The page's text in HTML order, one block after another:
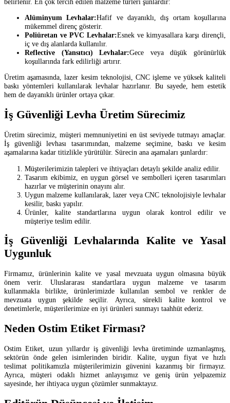
Alüminyum Levhalar:Hafif ve dayanıklı, dış ortam koşullarına
mükemmel direnç gösterir.
Poliüretan ve PVC Levhalar:Esnek ve kimyasallara karşı dirençli,
iç ve dış alanlarda kullanılır.
Reflective (Yansıtıcı) Levhalar:Gece veya düşük görünürlük
koşullarında fark edilirliği artırır.
Üretim aşamasında, lazer kesim teknolojisi, CNC işleme ve yüksek kaliteli
baskı yöntemleri kullanılarak levhalar hazırlanır. Bu sayede, hem estetik
hem de dayanıklı ürünler ortaya çıkar.
İş Güvenliği Levha Üretim Sürecimiz
Üretim sürecimiz, müşteri memnuniyetini en üst seviyede tutmayı amaçlar.
İş güvenliği levhası tasarımından, malzeme seçimine, baskı ve kesim
aşamalarına kadar titizlikle yürütülür. Sürecin ana aşamaları şunlardır:
Müşterilerimizin talepleri ve ihtiyaçları detaylı şekilde analiz edilir.
Tasarım ekibimiz, en uygun görsel ve sembolleri içeren tasarımları
hazırlar ve müşterinin onayını alır.
Uygun malzeme kullanılarak, lazer veya CNC teknolojisiyle levhalar
kesilir, baskı yapılır.
Ürünler, kalite standartlarına uygun olarak kontrol edilir ve
müşteriye teslim edilir.
İş Güvenliği Levhalarında Kalite ve Yasal
Uygunluk
Firmamız, ürünlerinin kalite ve yasal mevzuata uygun olmasına büyük
önem verir. Uluslararası standartlara uygun malzeme ve tasarım
kullanmakla birlikte, ürünlerimizde kullanılan sembol ve renkler de
mevzuata uygun şekilde seçilir. Ayrıca, sürekli kalite kontrol ve
denetimlerle, müşterilerimize en iyi ürünleri sunmayı taahhüt ederiz.
Neden Ostim Etiket Firması?
Ostim Etiket, uzun yıllardır iş güvenliği levha üretiminde uzmanlaşmış,
sektörün önde gelen isimlerinden biridir. Kalite, uygun fiyat ve hızlı
teslimat politikamızla müşterilerimizin güvenini kazanmış bir firmayız.
Ayrıca, müşteri odaklı hizmet anlayışımız ve geniş ürün yelpazemiz
sayesinde, her ihtiyaca uygun çözümler sunmaktayız.